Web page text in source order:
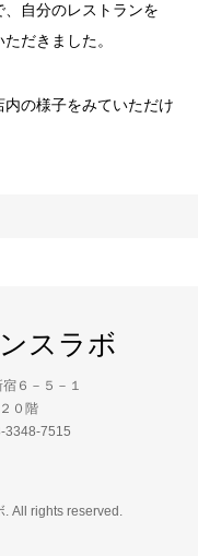
自分のレストランを
だきました。
の様子をみていただけ
スラボ
６－５－１
０階
3348-7515
. All rights reserved.